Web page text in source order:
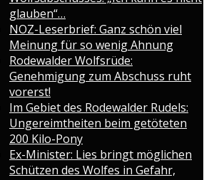
glauben“…
NOZ-Leserbrief: Ganz schön viel
Meinung für so wenig Ahnung
Rodewalder Wolfsrüde:
Genehmigung zum Abschuss ruht
vorerst!
Im Gebiet des Rodewalder Rudels:
Ungereimtheiten beim getöteten
200 Kilo-Pony
Ex-Minister: Lies bringt möglichen
Schützen des Wolfes in Gefahr,